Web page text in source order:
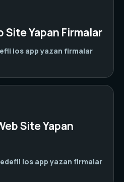
Site Yapan Firmalar
ios app yazan firmalar
Site Yapan
ios app yazan firmalar